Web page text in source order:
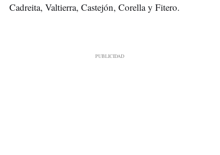
Cadreita, Valtierra, Castejón, Corella y Fitero.